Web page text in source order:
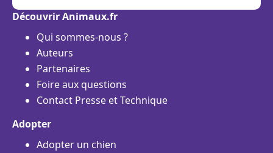
Découvrir Animaux.fr
Qui sommes-nous ?
Auteurs
Partenaires
Foire aux questions
Contact Presse et Technique
Adopter
Adopter un chien